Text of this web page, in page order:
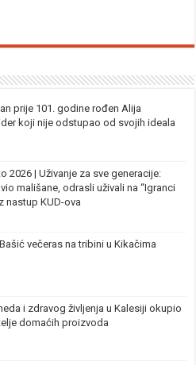
prije 101. godine rođen Alija
koji nije odstupao od svojih ideala
2026 | Uživanje za sve generacije:
mališane, odrasli uživali na “Igranci
nastup KUD-ova
večeras na tribini u Kikačima
i zdravog življenja u Kalesiji okupio
domaćih proizvoda